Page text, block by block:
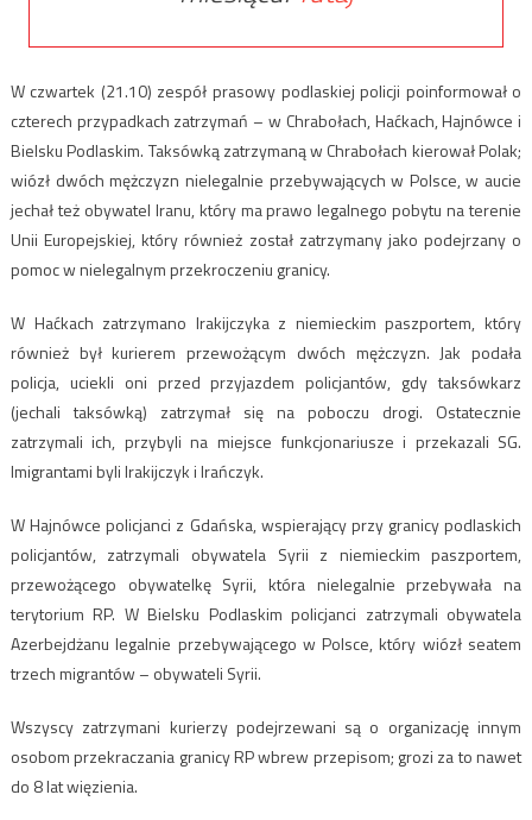
W czwartek (21.10) zespół prasowy podlaskiej policji poinformował o
czterech przypadkach zatrzymań – w Chrabołach, Haćkach, Hajnówce i
Bielsku Podlaskim. Taksówką zatrzymaną w Chrabołach kierował Polak;
wiózł dwóch mężczyzn nielegalnie przebywających w Polsce, w aucie
jechał też obywatel Iranu, który ma prawo legalnego pobytu na terenie
Unii Europejskiej, który również został zatrzymany jako podejrzany o
pomoc w nielegalnym przekroczeniu granicy.
W Haćkach zatrzymano Irakijczyka z niemieckim paszportem, który
również był kurierem przewożącym dwóch mężczyzn. Jak podała
policja, uciekli oni przed przyjazdem policjantów, gdy taksówkarz
(jechali taksówką) zatrzymał się na poboczu drogi. Ostatecznie
zatrzymali ich, przybyli na miejsce funkcjonariusze i przekazali SG.
Imigrantami byli Irakijczyk i Irańczyk.
W Hajnówce policjanci z Gdańska, wspierający przy granicy podlaskich
policjantów, zatrzymali obywatela Syrii z niemieckim paszportem,
przewożącego obywatelkę Syrii, która nielegalnie przebywała na
terytorium RP. W Bielsku Podlaskim policjanci zatrzymali obywatela
Azerbejdżanu legalnie przebywającego w Polsce, który wiózł seatem
trzech migrantów – obywateli Syrii.
Wszyscy zatrzymani kurierzy podejrzewani są o organizację innym
osobom przekraczania granicy RP wbrew przepisom; grozi za to nawet
do 8 lat więzienia.